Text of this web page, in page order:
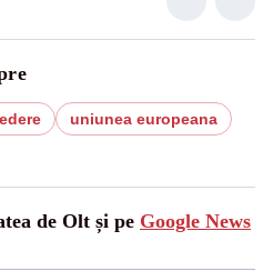
uniunea europeana
de Olt și pe Google News